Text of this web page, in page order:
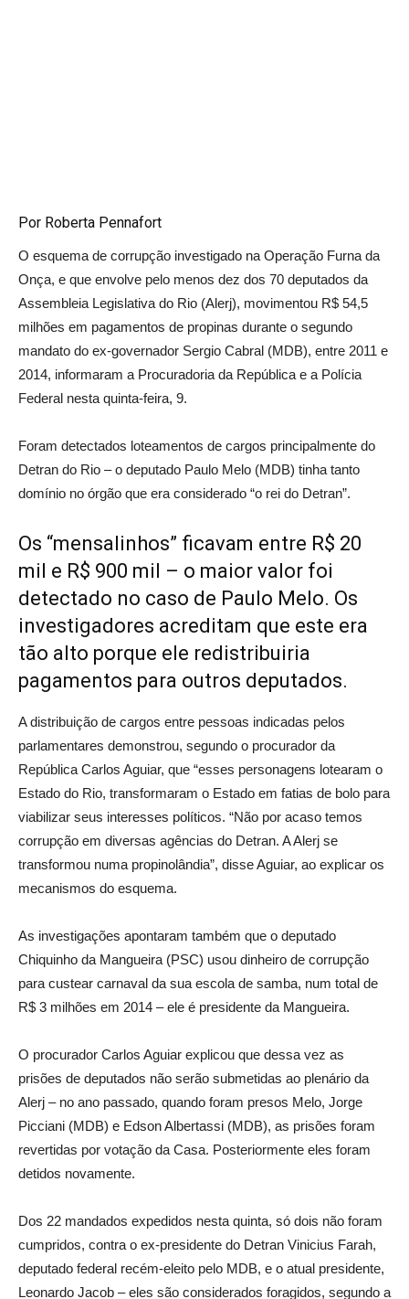
Por Roberta Pennafort
O esquema de corrupção investigado na Operação Furna da
Onça, e que envolve pelo menos dez dos 70 deputados da
Assembleia Legislativa do Rio (Alerj), movimentou R$ 54,5
milhões em pagamentos de propinas durante o segundo
mandato do ex-governador Sergio Cabral (MDB), entre 2011 e
2014, informaram a Procuradoria da República e a Polícia
Federal nesta quinta-feira, 9.
Foram detectados loteamentos de cargos principalmente do
Detran do Rio – o deputado Paulo Melo (MDB) tinha tanto
domínio no órgão que era considerado “o rei do Detran”.
Os “mensalinhos” ficavam entre R$ 20
mil e R$ 900 mil – o maior valor foi
detectado no caso de Paulo Melo. Os
investigadores acreditam que este era
tão alto porque ele redistribuiria
pagamentos para outros deputados.
A distribuição de cargos entre pessoas indicadas pelos
parlamentares demonstrou, segundo o procurador da
República Carlos Aguiar, que “esses personagens lotearam o
Estado do Rio, transformaram o Estado em fatias de bolo para
viabilizar seus interesses políticos. “Não por acaso temos
corrupção em diversas agências do Detran. A Alerj se
transformou numa propinolândia”, disse Aguiar, ao explicar os
mecanismos do esquema.
As investigações apontaram também que o deputado
Chiquinho da Mangueira (PSC) usou dinheiro de corrupção
para custear carnaval da sua escola de samba, num total de
R$ 3 milhões em 2014 – ele é presidente da Mangueira.
O procurador Carlos Aguiar explicou que dessa vez as
prisões de deputados não serão submetidas ao plenário da
Alerj – no ano passado, quando foram presos Melo, Jorge
Picciani (MDB) e Edson Albertassi (MDB), as prisões foram
revertidas por votação da Casa. Posteriormente eles foram
detidos novamente.
Dos 22 mandados expedidos nesta quinta, só dois não foram
cumpridos, contra o ex-presidente do Detran Vinicius Farah,
deputado federal recém-eleito pelo MDB, e o atual presidente,
Leonardo Jacob – eles são considerados foragidos, segundo a